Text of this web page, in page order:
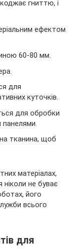
гниттю, і
ефектом
60-80 мм.
для
куточків.
для обробки
тканина, щоб
матеріалах,
ніколи не буває
його
всього
для